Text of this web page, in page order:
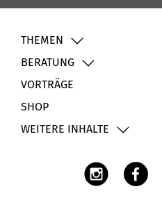
THEMEN
BERATUNG
VORTRÄGE
SHOP
WEITERE INHALTE